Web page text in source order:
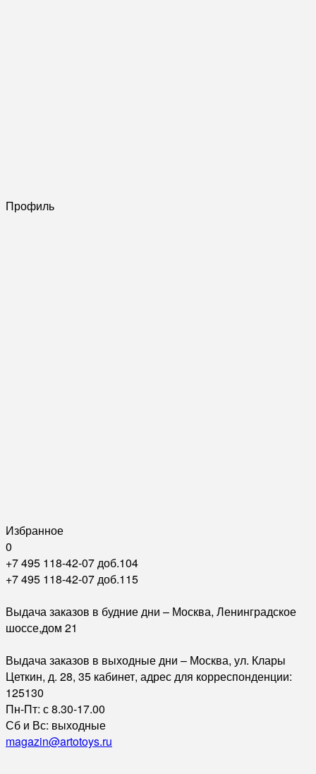
Профиль
Избранное
0
+7 495 118-42-07 доб.104
+7 495 118-42-07 доб.115
Выдача заказов в будние дни – Москва, Ленинградское
шоссе,дом 21
Выдача заказов в выходные дни – Москва, ул. Клары
Цеткин, д. 28, 35 кабинет, адрес для корреспонденции:
125130
Пн-Пт: с 8.30-17.00
Сб и Вс: выходные
magazin@artotoys.ru